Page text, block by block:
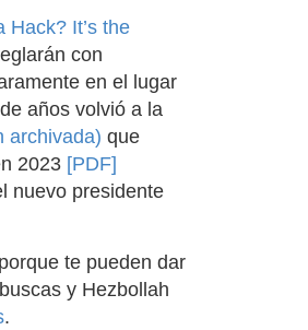
Hack? It’s the
con
en el lugar
años volvió a la
archivada) que
2023 [PDF]
nuevo presidente
te pueden dar
y Hezbollah
.